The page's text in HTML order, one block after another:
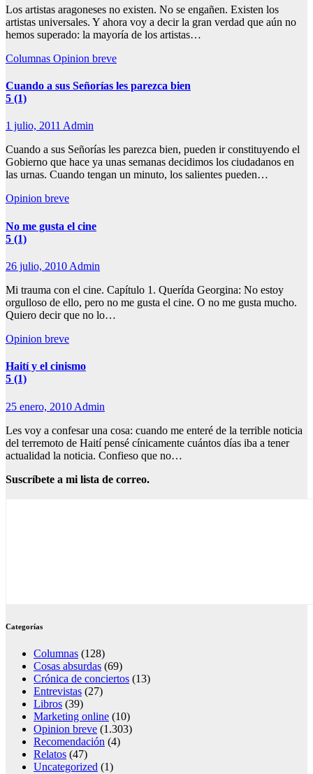
Los artistas aragoneses no existen. No se engañen. Existen los
artistas universales. Y ahora voy a decir la gran verdad que aún no
hemos superado: la mayoría de los artistas…
Columnas Opinion breve
Cuando a sus Señorías les parezca bien
5 (1)
1 julio, 2011 Admin
Cuando a sus Señorías les parezca bien, pueden ir constituyendo el
Gobierno que hace ya unas semanas decidimos los ciudadanos en
las urnas. Cuando tengan un minuto, los salientes pueden…
Opinion breve
No me gusta el cine
5 (1)
26 julio, 2010 Admin
Mi trauma con el cine. Capítulo 1. Querída Georgina: No estoy
orgulloso de ello, pero no me gusta el cine. O no me gusta mucho.
Quiero decir que no lo…
Opinion breve
Haití y el cinismo
5 (1)
25 enero, 2010 Admin
Les voy a confesar una cosa: cuando me enteré de la terrible noticia
del terremoto de Haití pensé cínicamente cuántos días iba a tener
actualidad la noticia. Confieso que no…
Suscríbete a mi lista de correo.
Categorías
Columnas (128)
Cosas absurdas (69)
Crónica de conciertos (13)
Entrevistas (27)
Libros (39)
Marketing online (10)
Opinion breve (1.303)
Recomendación (4)
Relatos (47)
Uncategorized (1)